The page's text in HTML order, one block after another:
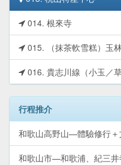
014. 根來寺
015. （抹茶軟雪糕）玉
016. 貴志川線（小玉／
行程推介
和歌山高野山—體驗修行
和歌山市—和歌浦、紀三井